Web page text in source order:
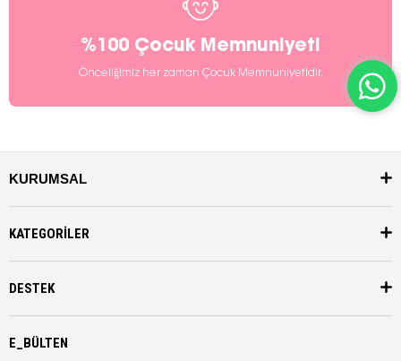
%100 Çocuk Memnuniyeti
Önceliğimiz her zaman Çocuk Memnuniyetidir.
KURUMSAL
KATEGORİLER
DESTEK
E_BÜLTEN